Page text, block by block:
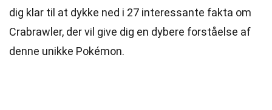
dig klar til at dykke ned i 27 interessante fakta om
Crabrawler, der vil give dig en dybere forståelse af
denne unikke Pokémon.